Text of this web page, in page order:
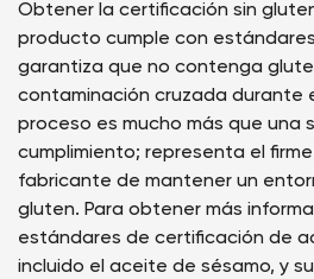
Obtener la certificación sin
producto cumple con
garantiza que no contenga
contaminación cruzada durante
proceso es mucho más que una
cumplimiento; representa el
fabricante de mantener un
gluten. Para obtener más
estándares de certificación de
incluido el aceite de sésamo, y